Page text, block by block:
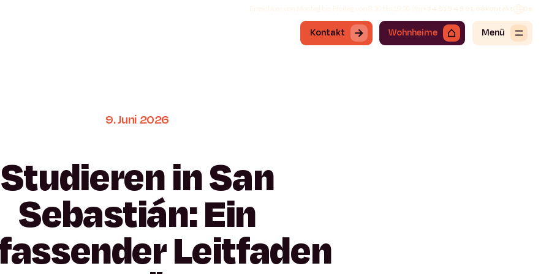
Erreichbar von Montag bis Freitag von 8:30 bis 19:30 Uhr+34 919 49 91 68Kontakt De
Kontakt Wohnheime Menü
9.Juni 2026
StudiereninSan
Sebastián:Ein
Leitfaden